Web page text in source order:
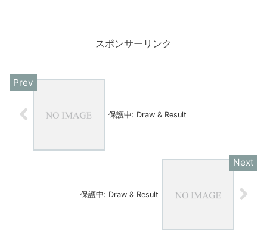
スポンサーリンク
保護中: Draw & Result
保護中: Draw & Result